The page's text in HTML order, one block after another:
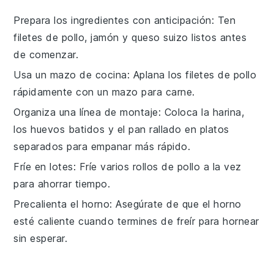
Prepara los ingredientes con anticipación: Ten
filetes de pollo,jamón yqueso suizo listos antes
de comenzar.
Usa un mazo de cocina: Aplana losfiletes de pollo
rápidamente con un mazo para carne.
Organiza una línea de montaje: Coloca la harina,
loshuevos batidos y elpan rallado en platos
separados para empanar más rápido.
Fríe en lotes: Fríe varios rollos de pollo a la vez
para ahorrar tiempo.
Precalienta el horno: Asegúrate de que elhorno
esté caliente cuando termines de freír para hornear
sin esperar.